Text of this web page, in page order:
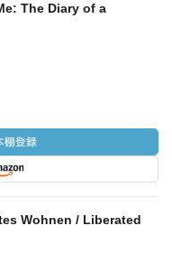
The Diary of a
Wohnen / Liberated